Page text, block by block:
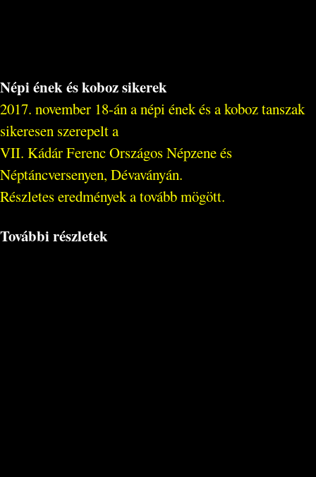
Népi ének és koboz sikerek
2017. november 18-án a népi ének és a koboz tanszak
sikeresen szerepelt a
VII. Kádár Ferenc Országos Népzene és
Néptáncversenyen, Dévaványán.
Részletes eredmények a tovább mögött.
További részletek